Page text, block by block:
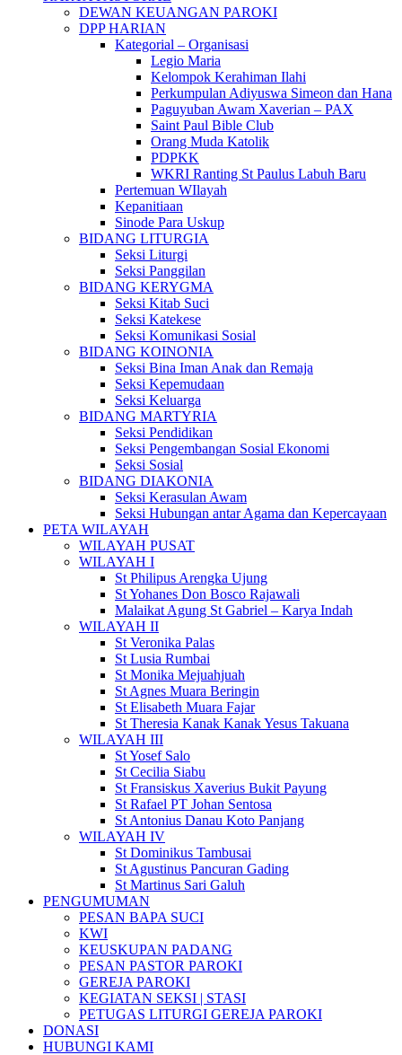
DEWAN KEUANGAN PAROKI
DPP HARIAN
Kategorial – Organisasi
Legio Maria
Kelompok Kerahiman Ilahi
Perkumpulan Adiyuswa Simeon dan Hana
Paguyuban Awam Xaverian – PAX
Saint Paul Bible Club
Orang Muda Katolik
PDPKK
WKRI Ranting St Paulus Labuh Baru
Pertemuan WIlayah
Kepanitiaan
Sinode Para Uskup
BIDANG LITURGIA
Seksi Liturgi
Seksi Panggilan
BIDANG KERYGMA
Seksi Kitab Suci
Seksi Katekese
Seksi Komunikasi Sosial
BIDANG KOINONIA
Seksi Bina Iman Anak dan Remaja
Seksi Kepemudaan
Seksi Keluarga
BIDANG MARTYRIA
Seksi Pendidikan
Seksi Pengembangan Sosial Ekonomi
Seksi Sosial
BIDANG DIAKONIA
Seksi Kerasulan Awam
Seksi Hubungan antar Agama dan Kepercayaan
PETA WILAYAH
WILAYAH PUSAT
WILAYAH I
St Philipus Arengka Ujung
St Yohanes Don Bosco Rajawali
Malaikat Agung St Gabriel – Karya Indah
WILAYAH II
St Veronika Palas
St Lusia Rumbai
St Monika Mejuahjuah
St Agnes Muara Beringin
St Elisabeth Muara Fajar
St Theresia Kanak Kanak Yesus Takuana
WILAYAH III
St Yosef Salo
St Cecilia Siabu
St Fransiskus Xaverius Bukit Payung
St Rafael PT Johan Sentosa
St Antonius Danau Koto Panjang
WILAYAH IV
St Dominikus Tambusai
St Agustinus Pancuran Gading
St Martinus Sari Galuh
PENGUMUMAN
PESAN BAPA SUCI
KWI
KEUSKUPAN PADANG
PESAN PASTOR PAROKI
GEREJA PAROKI
KEGIATAN SEKSI | STASI
PETUGAS LITURGI GEREJA PAROKI
DONASI
HUBUNGI KAMI